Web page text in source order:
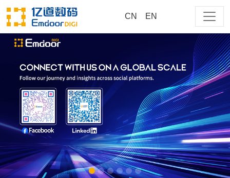
CN EN
大家都在搜
商用
测试
cn
218
EM-218-NP15CM-PRO-T